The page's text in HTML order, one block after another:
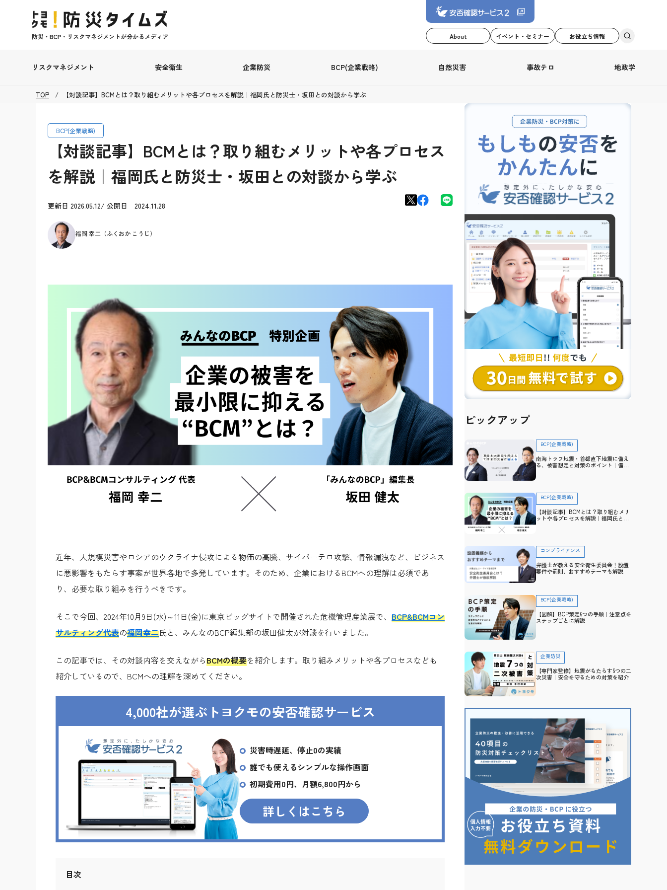
About イベント・セミナー お役立ち情報
リスクマネジメント 安全衛生 企業防災 BCP(企業戦略) 自然災害 事故テロ 地政学
TOP 【対談記事】BCMとは？取り組むメリットや各プロセスを解説｜福岡氏と防災士・坂田との対談から学ぶ
BCP(企業戦略)
【対談記事】BCMとは？取り組むメリットや各プロセス
を解説｜福岡氏と防災士・坂田との対談から学ぶ
更新日 2026.05.12/ 公開日 2024.11.28
福岡 幸二（ふくおか こうじ）
近年、大規模災害やロシアのウクライナ侵攻による物価の高騰、サイバーテロ攻撃、情報漏洩など、ビジネス
に悪影響をもたらす事案が世界各地で多発しています。そのため、企業におけるBCMへの理解は必須であ
り、必要な取り組みを行うべきです。
そこで今回、2024年10月9日(水)～11日(金)に東京ビッグサイトで開催された危機管理産業展で、 BCP&BCMコン
サルティング代表の福岡幸二氏と、みんなのBCP編集部の坂田健太が対談を行いました。
この記事では、その対談内容を交えながらBCMの概要を紹介します。取り組みメリットや各プロセスなども
紹介しているので、BCMへの理解を深めてください。
4,000社が選ぶトヨクモの安否確認サービス
災害時遅延、停止0の実績
誰でも使えるシンプルな操作画面
初期費用0円、月額6,800円から
詳しくはこちら
目次
ピックアップ
BCP(企業戦略)
南海トラフ地震・首都直下地震に備え
る、被害想定と対策のポイント｜備
BCP(企業戦略)
【対談記事】BCMとは？取り組むメリ
ットや各プロセスを解説｜福岡氏と防
コンプライアンス
弁護士が教える安全衛生委員会！設置
要件や罰則、おすすめテーマも解説
BCP(企業戦略)
【図解】BCP策定6つの手順｜注意点を
ステップごとに解説
企業防災
【専門家監修】地震がもたらす6つの二
次災害｜安全を守るための対策を紹介